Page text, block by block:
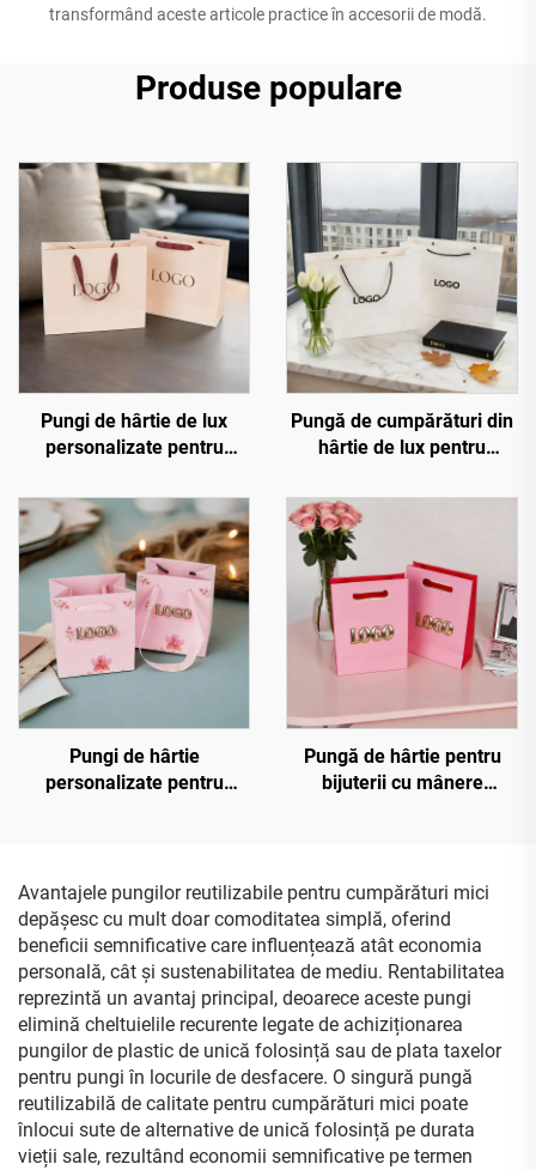
transformând aceste articole practice în accesorii de modă.
Produse populare
Pungi de hârtie de lux
personalizate pentru
ambalaj, pungi de
cumpărături cu propriul
dvs. logo
Pungă de cumpărături din
hârtie de lux pentru
personalizat, mâner, tip
traistă, pungă eleganță din
hârtie cadou, magazin
boutique, pungă de hârtie
ecologică personalizată de
înaltă calitate
Pungi de hârtie
personalizate pentru
de hârtie reciclată pentru
cadou
Pungă de hârtie pentru
bijuterii cu mânere
Avantajele pungilor reutilizabile pentru cumpărături mici
depășesc cu mult doar comoditatea simplă, oferind
beneficii semnificative care influențează atât economia
personală, cât și sustenabilitatea de mediu. Rentabilitatea
reprezintă un avantaj principal, deoarece aceste pungi
elimină cheltuielile recurente legate de achiziționarea
pungilor de plastic de unică folosință sau de plata taxelor
pentru pungi în locurile de desfacere. O singură pungă
reutilizabilă de calitate pentru cumpărături mici poate
înlocui sute de alternative de unică folosință pe durata
vieții sale, rezultând economii semnificative pe termen